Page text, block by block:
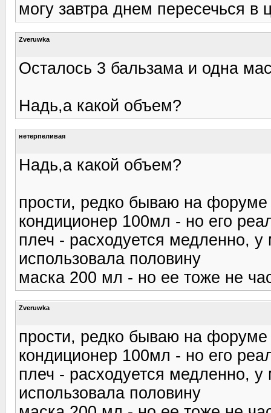
могу завтра днем пересечься в
Zveruwka
Осталось 3 бальзама и одна
Надь,а какой объем?
нетерпеливая
Надь,а какой объем?
прости, редко бываю на форуме
кондиционер 100мл - но его
плеч - расходуется медленно,
использовала половину
маска 200 мл - но ее тоже не
Zveruwka
прости, редко бываю на форуме
кондиционер 100мл - но его
плеч - расходуется медленно,
использовала половину